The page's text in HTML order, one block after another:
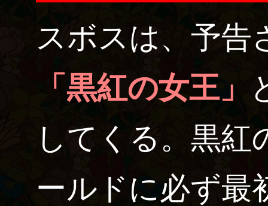
スボスは、予告
「黒紅の女王」
してくる。黒紅
ールドに必ず最